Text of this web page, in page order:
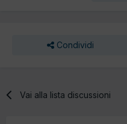
Condividi
Vai alla lista discussioni